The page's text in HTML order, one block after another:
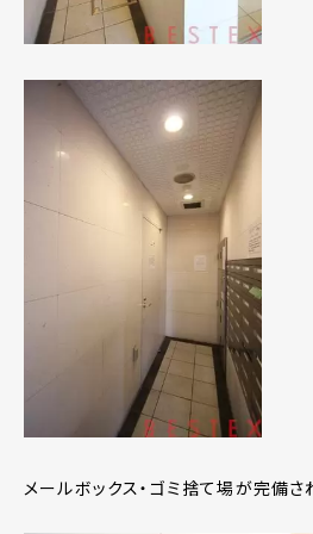
メールボックス・ゴミ捨て場が完備さ